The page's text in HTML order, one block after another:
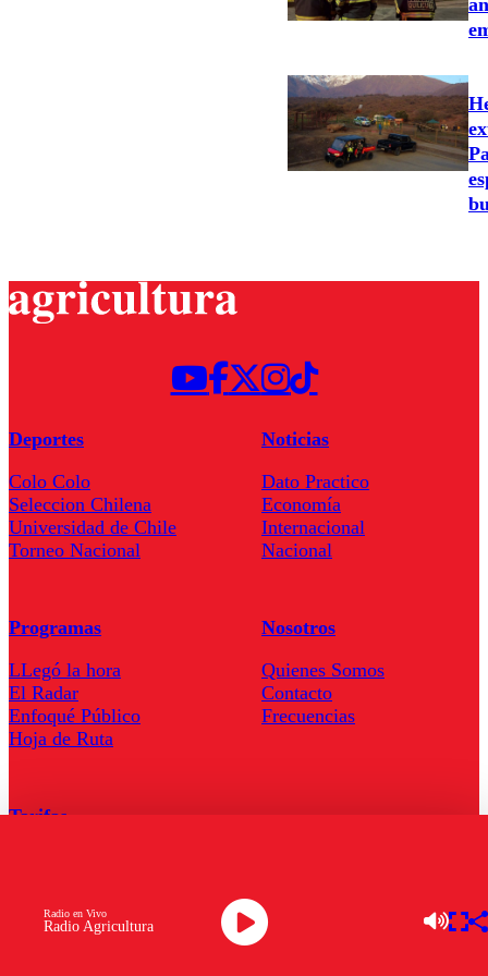
Radio Agricultura
Radio en Vivo
Deportes
Colo Colo
Seleccion Chilena
Universidad de Chile
Torneo Nacional
Noticias
Dato Practico
Economía
Internacional
Nacional
Programas
LLegó la hora
El Radar
Enfoqué Público
Hoja de Ruta
Nosotros
Quienes Somos
Contacto
Frecuencias
Tarifas